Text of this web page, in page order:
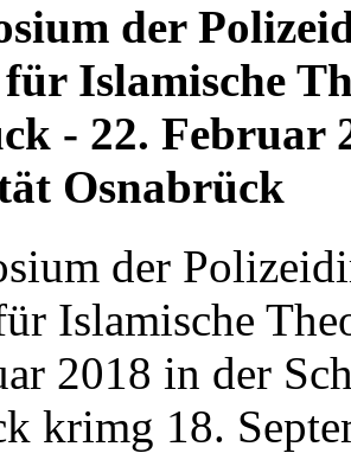
der
Islamische
- 22. Februar
Osnabrück
der
Islamische
2018 in der
krimg 18.